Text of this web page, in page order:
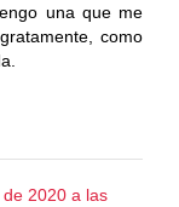
una que me
como
2020 a las